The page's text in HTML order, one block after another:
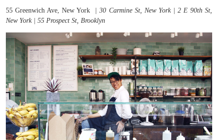
55 Greenwich Ave, New York
30 Carmine St, New York | 2 E 90th St,
New York | 55 Prospect St, Brooklyn